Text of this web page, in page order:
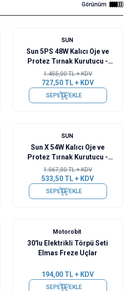
Görünüm :
SUN
Sun 5PS 48W Kalıcı Oje ve
Protez Tırnak Kurutucu -
Beyaz
1.455,00TL + KDV
727,50 TL + KDV
SEPETE EKLE
SUN
Sun X 54W Kalıcı Oje ve
Protez Tırnak Kurutucu -
Pembe
1.067,00TL + KDV
533,50 TL + KDV
SEPETE EKLE
Motorobit
30'lu Elektrikli Törpü Seti
Elmas Freze Uçlar
194,00 TL + KDV
SEPETE EKLE